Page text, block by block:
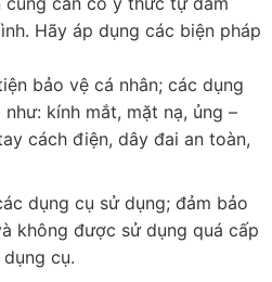
Hãy áp dụng các biện pháp
bảo vệ cá nhân; các dụng
kính mắt, mặt nạ, ủng –
cách điện, dây đai an toàn,
dụng cụ sử dụng; đảm bảo
không được sử dụng quá cấp
cụ.